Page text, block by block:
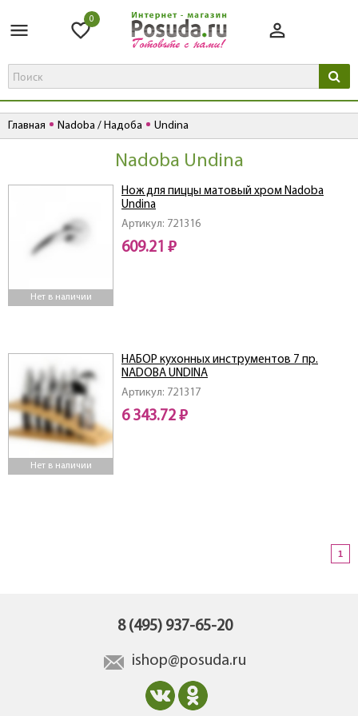
0
Главная Nadoba / Надоба Undina
Nadoba Undina
Нет в наличии
Артикул: 721316
Нож для пиццы матовый хром Nadoba
Undina
609.21 ₽
Нет в наличии
Артикул: 721317
НАБОР кухонных инструментов 7 пр.
NADOBA UNDINA
6 343.72 ₽
1
8 (495) 937-65-20
ishop@posuda.ru